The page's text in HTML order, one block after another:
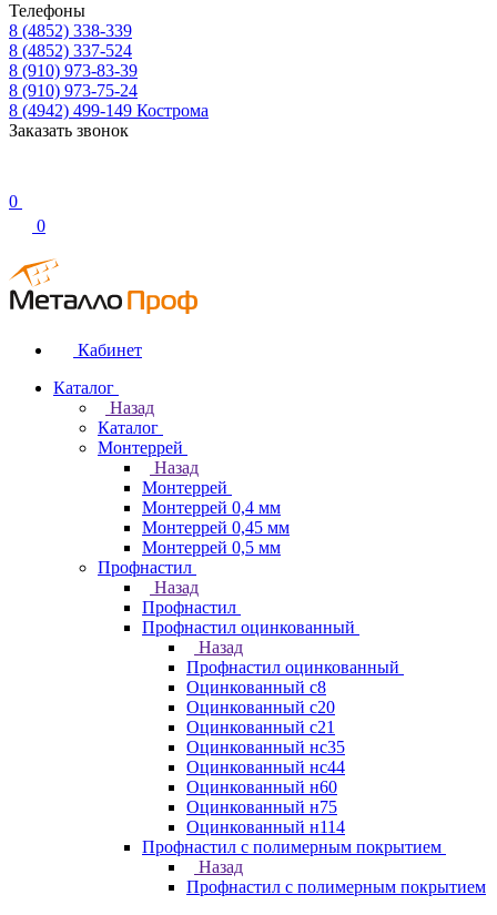
Телефоны
8 (4852) 338-339
8 (4852) 337-524
8 (910) 973-83-39
8 (910) 973-75-24
8 (4942) 499-149 Кострома
Заказать звонок
0
0
Кабинет
Каталог
Назад
Каталог
Монтеррей
Назад
Монтеррей
Монтеррей 0,4 мм
Монтеррей 0,45 мм
Монтеррей 0,5 мм
Профнастил
Назад
Профнастил
Профнастил оцинкованный
Назад
Профнастил оцинкованный
Оцинкованный с8
Оцинкованный с20
Оцинкованный с21
Оцинкованный нс35
Оцинкованный нс44
Оцинкованный н60
Оцинкованный н75
Оцинкованный н114
Профнастил с полимерным покрытием
Назад
Профнастил с полимерным покрытием